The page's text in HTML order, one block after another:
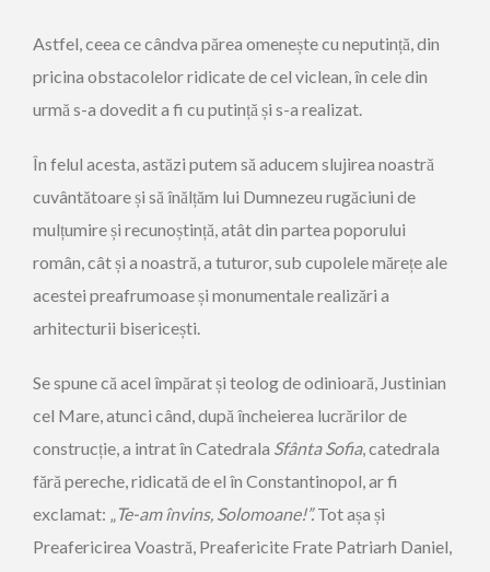
Astfel, ceea ce cândva părea omenește cu neputință, din
pricina obstacolelor ridicate de cel viclean, în cele din
urmă s-a dovedit a fi cu putință și s-a realizat.
În felul acesta, astăzi putem să aducem slujirea noastră
cuvântătoare și să înălțăm lui Dumnezeu rugăciuni de
mulțumire și recunoștință, atât din partea poporului
român, cât și a noastră, a tuturor, sub cupolele mărețe ale
acestei preafrumoase și monumentale realizări a
arhitecturii bisericești.
Se spune că acel împărat și teolog de odinioară, Justinian
cel Mare, atunci când, după încheierea lucrărilor de
construcție, a intrat în Catedrala Sfânta Sofia, catedrala
fără pereche, ridicată de el în Constantinopol, ar fi
exclamat: „Te-am învins, Solomoane!”.Tot așa și
Preafericirea Voastră, Preafericite Frate Patriarh Daniel,